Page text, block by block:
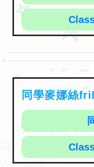
同學麥娜絲